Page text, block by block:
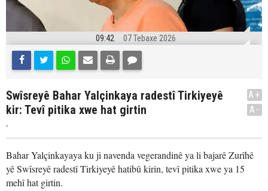
09:42 07 Tebaxe 2026
Swîsreyê Bahar Yalçinkaya radestî Tirkiyeyê
kir: Tevî pitika xwe hat girtin
.
A+
A-
Bahar Yalçinkayaya ku ji navenda vegerandinê ya li bajarê Zurîhê
yê Swîsreyê radestî Tirkiyeyê hatibû kirin, tevî pitika xwe ya 15
mehî hat girtin.